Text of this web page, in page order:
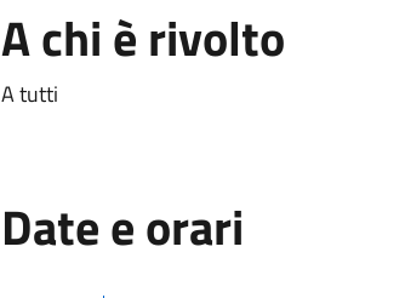
A chi è rivolto
A tutti
Date e orari